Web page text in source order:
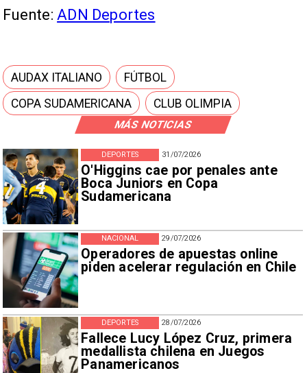
MÁS NOTICIAS
31/07/2026
O'Higgins cae por penales ante
Boca Juniors en Copa
Sudamericana
DEPORTES
29/07/2026
Operadores de apuestas online
piden acelerar regulación en Chile
NACIONAL
28/07/2026
Fallece Lucy López Cruz, primera
medallista chilena en Juegos
Panamericanos
DEPORTES
Fuente: ADN Deportes
AUDAX ITALIANO
FÚTBOL
COPA SUDAMERICANA
CLUB OLIMPIA